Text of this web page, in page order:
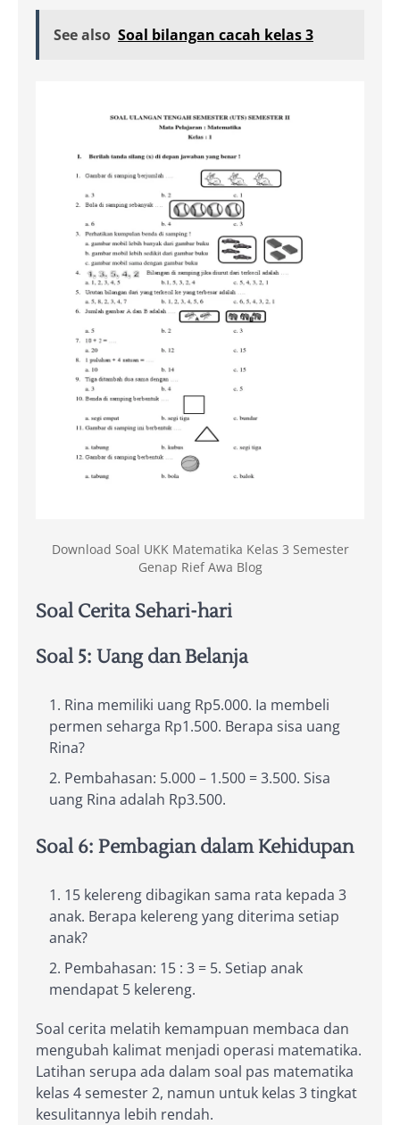
See also Soal bilangan cacah kelas 3
Download Soal UKK Matematika Kelas 3 Semester
Genap Rief Awa Blog
Soal Cerita Sehari-hari
Soal 5: Uang dan Belanja
Rina memiliki uang Rp5.000. Ia membeli
permen seharga Rp1.500. Berapa sisa uang
Rina?
Pembahasan: 5.000 – 1.500 = 3.500. Sisa
uang Rina adalah Rp3.500.
Soal 6: Pembagian dalam Kehidupan
15 kelereng dibagikan sama rata kepada 3
anak. Berapa kelereng yang diterima setiap
anak?
Pembahasan: 15 : 3 = 5. Setiap anak
mendapat 5 kelereng.
Soal cerita melatih kemampuan membaca dan
mengubah kalimat menjadi operasi matematika.
Latihan serupa ada dalam soal pas matematika
kelas 4 semester 2, namun untuk kelas 3 tingkat
kesulitannya lebih rendah.